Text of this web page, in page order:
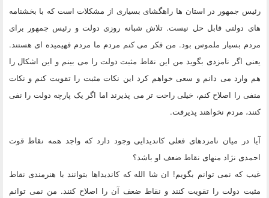
رئیس جمهور در استان ها راهگشای بسیاری از مشکلات است که با بخشنامه
های دولتی قابل حل نیست. تلاش شبانه روزی دولت و رئیس جمهور برای
مردم بسیار ملموس بود. من فکر می کنم مردم ما مردم فهیمیده ای هستند.
یعنی اگر نامزدی بگوید من این نقاط مثبت دولت را می بینم و این اشکال را
هم وارد می دانم و سعی خواهم کرد این نکات مثبت را تقویت کنم و نکات
منفی را اصلاح کنم، خیلی راحت تر می پذیرند اما اگر یک پارچه دولت را نفی
کنند، مردم نخواهند پذیرفت.
آیا در میان نامزدهای فعلی کاندیدایی وجود دارد که واجد همه نقاط قوت
احمدی نژاد منهای نقاط ضعف او باشد؟
غیب که نمی توانم بگویم! ان شا الله که کاندیداها بتوانند با هنرمندی نقاط
مثبت دولت را تقویت کنند و نقاط ضعف آن را اصلاح کنند. من نمی توانم